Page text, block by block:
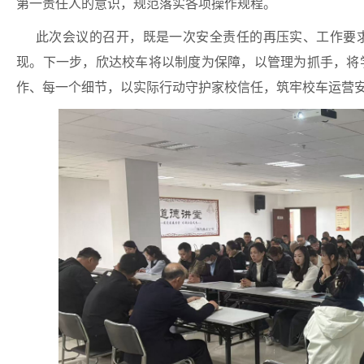
第一责任人的意识，规范落实各项操作规程。
此次会议的召开，既是一次安全责任的再压实、工作
现。下一步，欣达校车将以制度为保障，以管理为抓手，
作、每一个细节，以实际行动守护家校信任，筑牢校车运营